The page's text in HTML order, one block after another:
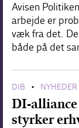
Avisen
arbejde er
væk fra det.
både på det
DIB • NYHEDER
DI-
styrker